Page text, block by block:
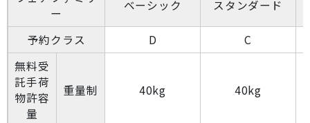
ー
ベーシック スタンダード
予約クラス D
C
無料受
託手荷
物許容
量
重量制 40kg 40kg